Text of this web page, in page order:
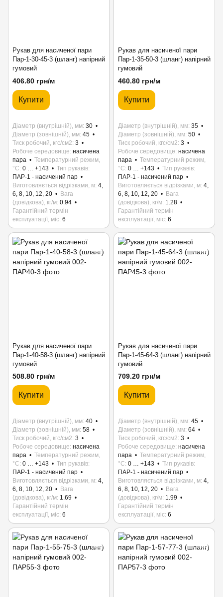
Рукав для насиченої пари
Пар-1-30-45-3 (шланг) напірний
гумовий
406.80 грн/м
Купити
Діаметр (внутрішній), мм 30
Діаметр (зовнішній), мм 45
Тиск робочий, кгс/см2 3
Робоче середовище насичена
пара
Температурний режим,
°C 0 … +143
Тип рукавів
ПАР-1 - насичений пар
Виготовляється відрізками, м 4,
6, 8, 10, 12, 20
Вага
(довідкова), кг/м 0.94
Гарантійний термін
експлуатації, міс 6
Рукав для насиченої пари
Пар-1-35-50-3 (шланг) напірний
гумовий
460.80 грн/м
Купити
Діаметр (внутрішній), мм 35
Діаметр (зовнішній), мм 50
Тиск робочий, кгс/см2 3
Робоче середовище насичена
пара
Температурний режим,
°C 0 … +143
Тип рукавів
ПАР-1 - насичений пар
Виготовляється відрізками, м 4,
6, 8, 10, 12, 20
Вага
(довідкова), кг/м 1.28
Гарантійний термін
експлуатації, міс 6
Рукав для насиченої пари
Пар-1-40-58-3 (шланг) напірний
гумовий
508.80 грн/м
Купити
Діаметр (внутрішній), мм 40
Діаметр (зовнішній), мм 58
Тиск робочий, кгс/см2 3
Робоче середовище насичена
пара
Температурний режим,
°C 0 … +143
Тип рукавів
ПАР-1 - насичений пар
Виготовляється відрізками, м 4,
6, 8, 10, 12, 20
Вага
(довідкова), кг/м 1.69
Гарантійний термін
експлуатації, міс 6
Рукав для насиченої пари
Пар-1-45-64-3 (шланг) напірний
гумовий
709.20 грн/м
Купити
Діаметр (внутрішній), мм 45
Діаметр (зовнішній), мм 64
Тиск робочий, кгс/см2 3
Робоче середовище насичена
пара
Температурний режим,
°C 0 … +143
Тип рукавів
ПАР-1 - насичений пар
Виготовляється відрізками, м 4,
6, 8, 10, 12, 20
Вага
(довідкова), кг/м 1.99
Гарантійний термін
експлуатації, міс 6